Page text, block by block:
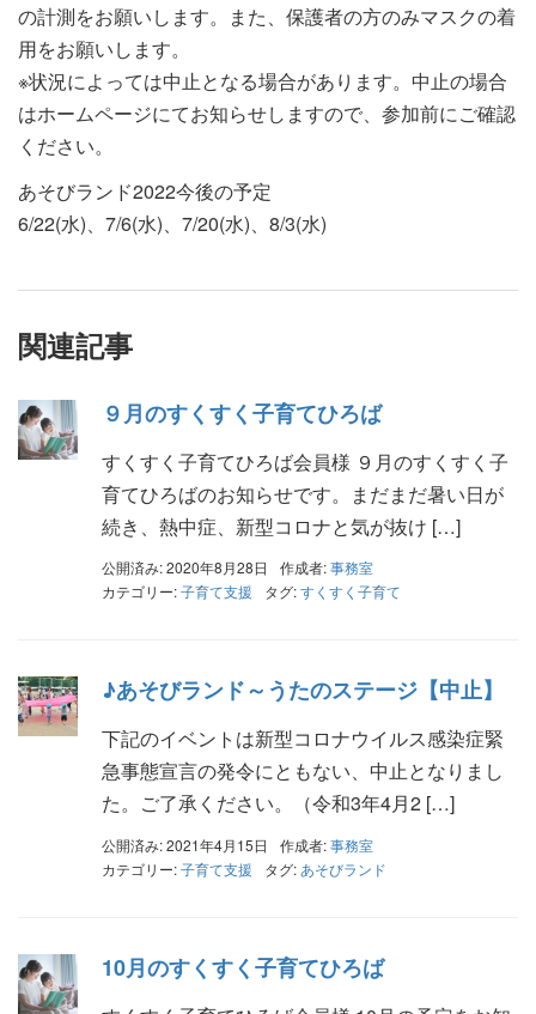
の計測をお願いします。また、保護者の方のみマスクの着
用をお願いします。
※状況によっては中止となる場合があります。中止の場合
はホームページにてお知らせしますので、参加前にご確認
ください。
あそびランド2022今後の予定
6/22(水)、7/6(水)、7/20(水)、8/3(水)
関連記事
９月のすくすく子育てひろば
すくすく子育てひろば会員様 ９月のすくすく子
育てひろばのお知らせです。まだまだ暑い日が
続き、熱中症、新型コロナと気が抜け […]
公開済み: 2020年8月28日 作成者:事務室
カテゴリー:子育て支援 タグ:すくすく子育て
♪あそびランド～うたのステージ【中止】
下記のイベントは新型コロナウイルス感染症緊
急事態宣言の発令にともない、中止となりまし
た。ご了承ください。（令和3年4月2 […]
公開済み: 2021年4月15日 作成者:事務室
カテゴリー:子育て支援 タグ: あそびランド
10月のすくすく子育てひろば